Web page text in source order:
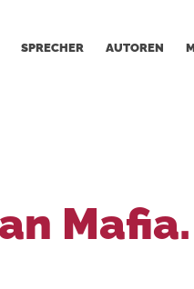
SPRECHER AUTOREN